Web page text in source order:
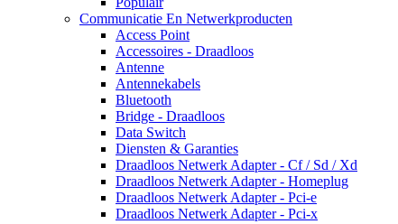
Communicatie En Netwerkproducten
Access Point
Accessoires - Draadloos
Antenne
Antennekabels
Bluetooth
Bridge - Draadloos
Data Switch
Diensten & Garanties
Draadloos Netwerk Adapter - Cf / Sd / Xd
Draadloos Netwerk Adapter - Homeplug
Draadloos Netwerk Adapter - Pci-e
Draadloos Netwerk Adapter - Pci-x